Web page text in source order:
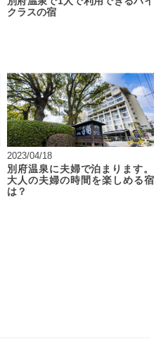
クラスの宿
2023/04/18
別府温泉に夫婦で泊まります。
大人の夫婦の時間を楽しめる宿
は？